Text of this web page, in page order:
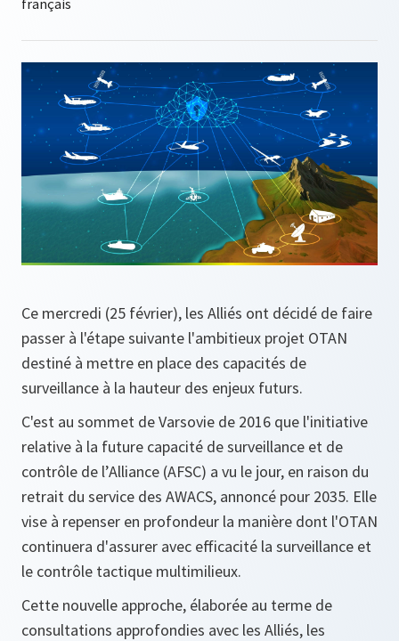
Ce mercredi (25 février), les Alliés ont décidé de faire
passer à l'étape suivante l'ambitieux projet OTAN
destiné à mettre en place des capacités de
surveillance à la hauteur des enjeux futurs.
C'est au sommet de Varsovie de 2016 que l'initiative
relative à la future capacité de surveillance et de
contrôle de l’Alliance (AFSC) a vu le jour, en raison du
retrait du service des AWACS, annoncé pour 2035. Elle
vise à repenser en profondeur la manière dont l'OTAN
continuera d'assurer avec efficacité la surveillance et
le contrôle tactique multimilieux.
Cette nouvelle approche, élaborée au terme de
consultations approfondies avec les Alliés, les